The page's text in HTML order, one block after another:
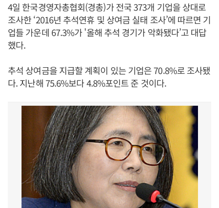
4일 한국경영자총협회(경총)가 전국 373개 기업을 상대로
조사한 ‘2016년 추석연휴 및 상여금 실태 조사’에 따르면 기
업들 가운데 67.3%가 '올해 추석 경기가 악화됐다’고 대답
했다.
추석 상여금을 지급할 계획이 있는 기업은 70.8%로 조사됐
다. 지난해 75.6%보다 4.8%포인트 준 것이다.